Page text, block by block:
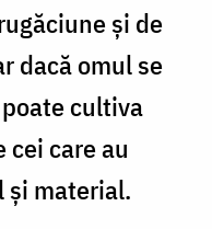
şi de
dacă omul se
cultiva
care au
şi material.